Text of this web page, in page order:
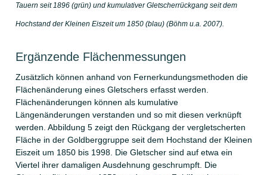
Tauern seit 1896 (grün) und kumulativer Gletscherrückgang seit dem
Hochstand der Kleinen Eiszeit um 1850 (blau) (Böhm u.a. 2007).
Ergänzende Flächenmessungen
Zusätzlich können anhand von Fernerkundungsmethoden die
Flächenänderung eines Gletschers erfasst werden.
Flächenänderungen können als kumulative
Längenänderungen verstanden und so mit diesen verknüpft
werden. Abbildung 5 zeigt den Rückgang der vergletscherten
Fläche in der Goldberggruppe seit dem Hochstand der Kleinen
Eiszeit um 1850 bis 1998. Die Gletscher sind auf etwa ein
Viertel ihrer damaligen Ausdehnung geschrumpft. Die